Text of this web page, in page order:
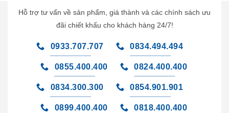
Hỗ trợ tư vấn về sản phẩm, giá thành và các chính sách ưu
đãi chiết khấu cho khách hàng 24/7!
0933.707.707 0834.494.494
0855.400.400 0824.400.400
0834.300.300 0854.901.901
0899.400.400 0818.400.400